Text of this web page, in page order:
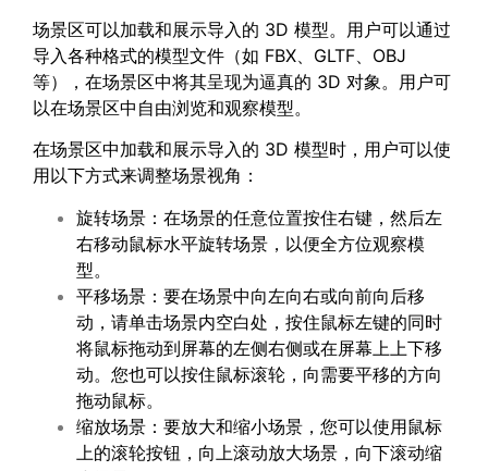
场景区可以加载和展示导入的 3D 模型。用户可以通过
导入各种格式的模型文件（如 FBX、GLTF、OBJ
等），在场景区中将其呈现为逼真的 3D 对象。用户可
以在场景区中自由浏览和观察模型。
在场景区中加载和展示导入的 3D 模型时，用户可以使
用以下方式来调整场景视角：
旋转场景：在场景的任意位置按住右键，然后左
右移动鼠标水平旋转场景，以便全方位观察模
型。
平移场景：要在场景中向左向右或向前向后移
动，请单击场景内空白处，按住鼠标左键的同时
将鼠标拖动到屏幕的左侧右侧或在屏幕上上下移
动。您也可以按住鼠标滚轮，向需要平移的方向
拖动鼠标。
缩放场景：要放大和缩小场景，您可以使用鼠标
上的滚轮按钮，向上滚动放大场景，向下滚动缩